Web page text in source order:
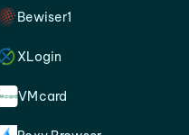
Bewiser1
XLogin
VMcard